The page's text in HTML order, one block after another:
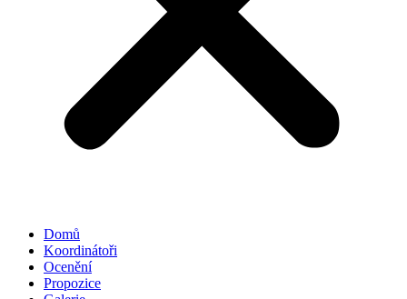
Domů
Koordinátoři
Ocenění
Propozice